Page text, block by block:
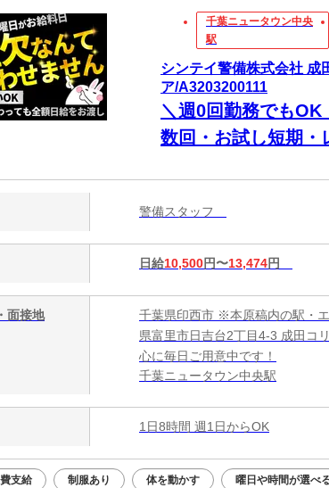
千葉ニュータウン中央
駅
シンテイ警備株式会社 成
ア/A3203200111
＼週0回勤務でも
数回・お試し短期・
る！
警備スタッフ
日給10,500円〜13,474円
面接地
千葉県印西市 ※本原稿内の駅・
県富里市日吉台2丁目4-3 成田コ
心に毎日ご用意中です！
千葉ニュータウン中央駅
1日8時間 週1日からOK
支給 制服あり 体を動かす 曜日や時間が選べ